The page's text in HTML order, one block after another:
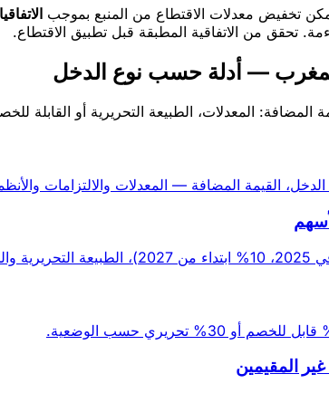
تخفيض معدلات الاقتطاع من المنبع بموجب
تحقق من الاتفاقية المطبقة قبل تطبيق الاقتطاع.
— أدلة حسب نوع الدخل
المضافة: المعدلات، الطبيعة التحريرية أو
القيمة المضافة — المعدلات والالتزامات والأنظمة
المقيمين